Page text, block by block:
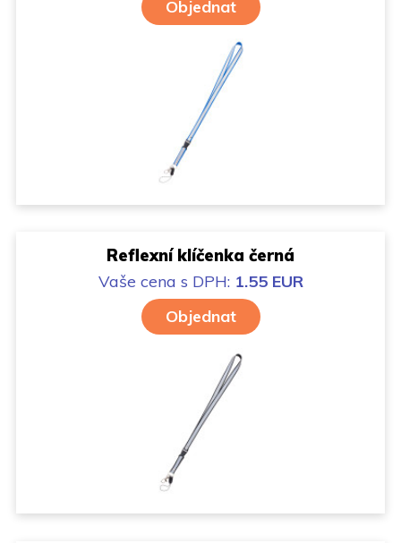
Objednat
Reflexní klíčenka černá
Vaše cena s DPH: 1.55 EUR
Objednat